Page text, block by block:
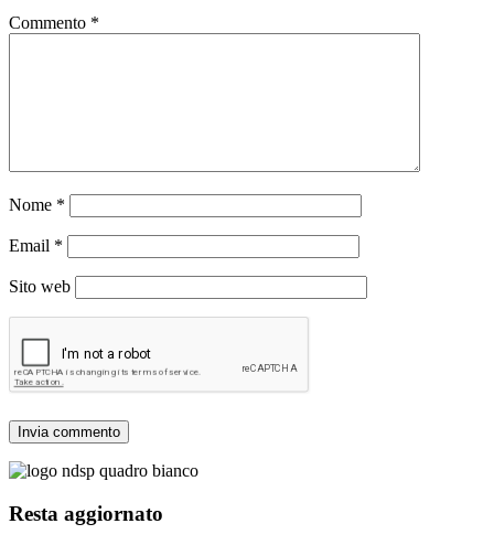
Commento *
Nome *
Email *
Sito web
Resta aggiornato